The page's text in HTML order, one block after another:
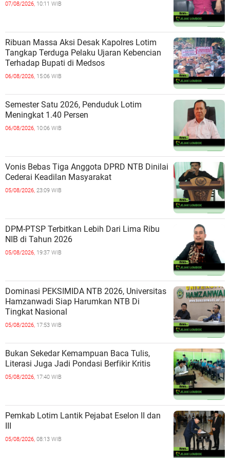
07/08/2026, 10:11 WIB
Ribuan Massa Aksi Desak Kapolres Lotim
Tangkap Terduga Pelaku Ujaran Kebencian
Terhadap Bupati di Medsos
06/08/2026, 15:06 WIB
Semester Satu 2026, Penduduk Lotim
Meningkat 1.40 Persen
06/08/2026, 10:06 WIB
Vonis Bebas Tiga Anggota DPRD NTB Dinilai
Cederai Keadilan Masyarakat
05/08/2026, 23:09 WIB
DPM-PTSP Terbitkan Lebih Dari Lima Ribu
NIB di Tahun 2026
05/08/2026, 19:37 WIB
Dominasi PEKSIMIDA NTB 2026, Universitas
Hamzanwadi Siap Harumkan NTB Di
Tingkat Nasional
05/08/2026, 17:53 WIB
Bukan Sekedar Kemampuan Baca Tulis,
Literasi Juga Jadi Pondasi Berfikir Kritis
05/08/2026, 17:40 WIB
Pemkab Lotim Lantik Pejabat Eselon II dan
05/08/2026, 08:13 WIB